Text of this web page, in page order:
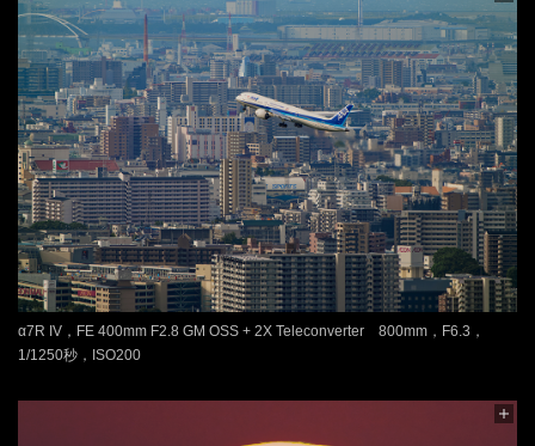
α7R IV，FE 400mm F2.8 GM OSS + 2X Teleconverter 800mm，F6.3，
1/1250秒，ISO200